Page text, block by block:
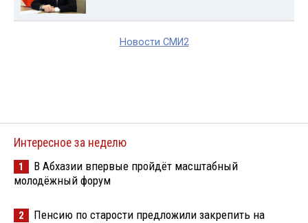
Новости СМИ2
Интересное за неделю
1
В Абхазии впервые пройдёт масштабный
молодёжный форум
2
Пенсию по старости предложили закрепить на